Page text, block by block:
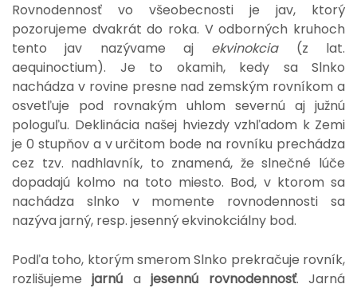
Rovnodennosť vo všeobecnosti je jav, ktorý
pozorujeme dvakrát do roka. V odborných kruhoch
tento jav nazývame aj ekvinokcia(z lat.
aequinoctium). Je to okamih, kedy sa Slnko
nachádza v rovine presne nad zemským rovníkom a
osvetľuje pod rovnakým uhlom severnú aj južnú
pologuľu. Deklinácia našej hviezdy vzhľadom k Zemi
je 0 stupňov a v určitom bode na rovníku prechádza
cez tzv. nadhlavník, to znamená, že slnečné lúče
dopadajú kolmo na toto miesto. Bod, v ktorom sa
nachádza slnko v momente rovnodennosti sa
nazýva jarný, resp. jesenný ekvinokciálny bod.
Podľa toho, ktorým smerom Slnko prekračuje rovník,
rozlišujemejarnú ajesennú rovnodennosť. Jarná